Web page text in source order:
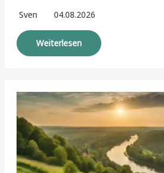
Sven 04.08.2026
Weiterlesen